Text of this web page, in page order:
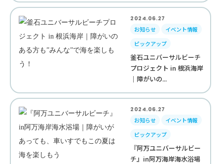
2024.06.27
お知らせ
イベント情報
ピックアップ
釜石ユニバーサルビーチ
プロジェクト in 根浜海岸
｜障がいの...
2024.06.27
お知らせ
イベント情報
ピックアップ
『阿万ユニバーサルビー
チ』in阿万海岸海水浴場